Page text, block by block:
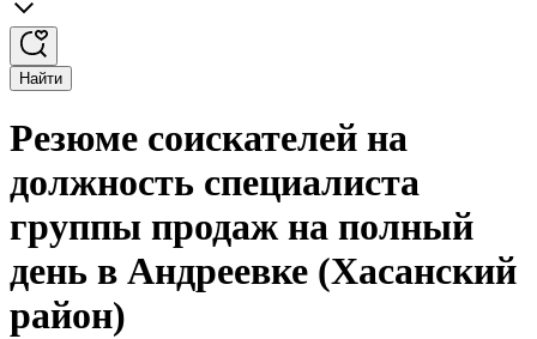
Найти
Резюме соискателей на
должность специалиста
группы продаж на полный
день в Андреевке (Хасанский
район)